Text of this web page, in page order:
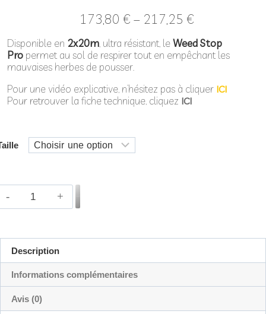
173,80 € – 217,25 €
Disponible en 2x20m , ultra résistant, leWeed Stop
Pro permet au sol de respirer tout en empêchant les
mauvaises herbes de pousser.
Pour une vidéo explicative, n’hésitez pas à cliquer ICI
Pour retrouver la fiche technique, cliquez ICI
Description
Informations complémentaires
Avis (0)